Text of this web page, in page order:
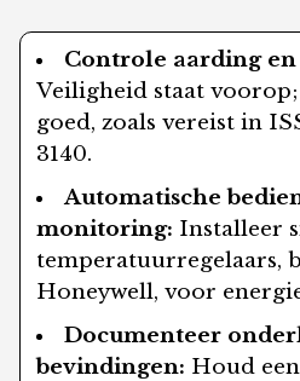
Controle aarding
Veiligheid staat voorop;
goed, zoals vereist in
3140.
Automatische
monitoring: Installeer
temperatuurregelaars,
Honeywell, voor
Documenteer
bevindingen: Houd